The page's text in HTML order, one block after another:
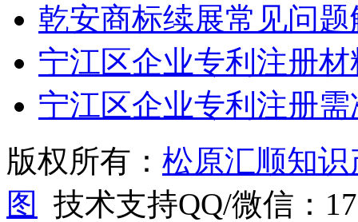
乾安商标续展常见问题
宁江区企业专利注册
宁江区企业专利注册
版权所有： 松原汇顺知
图
技术支持QQ/微信：